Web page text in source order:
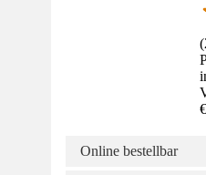
(
€
Online bestellbar